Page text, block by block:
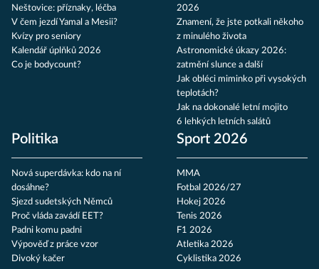
Neštovice: příznaky, léčba
V čem jezdí Yamal a Mesii?
Kvízy pro seniory
Kalendář úplňků 2026
Co je bodycount?
2026
Znamení, že jste potkali někoho
z minulého života
Astronomické úkazy 2026:
zatmění slunce a další
Jak obléci miminko při vysokých
teplotách?
Jak na dokonalé letní mojito
6 lehkých letních salátů
Politika
Nová superdávka: kdo na ní
dosáhne?
Sjezd sudetských Němců
Proč vláda zavádí EET?
Padni komu padni
Výpověď z práce vzor
Divoký kačer
Sport 2026
MMA
Fotbal 2026/27
Hokej 2026
Tenis 2026
F1 2026
Atletika 2026
Cyklistika 2026